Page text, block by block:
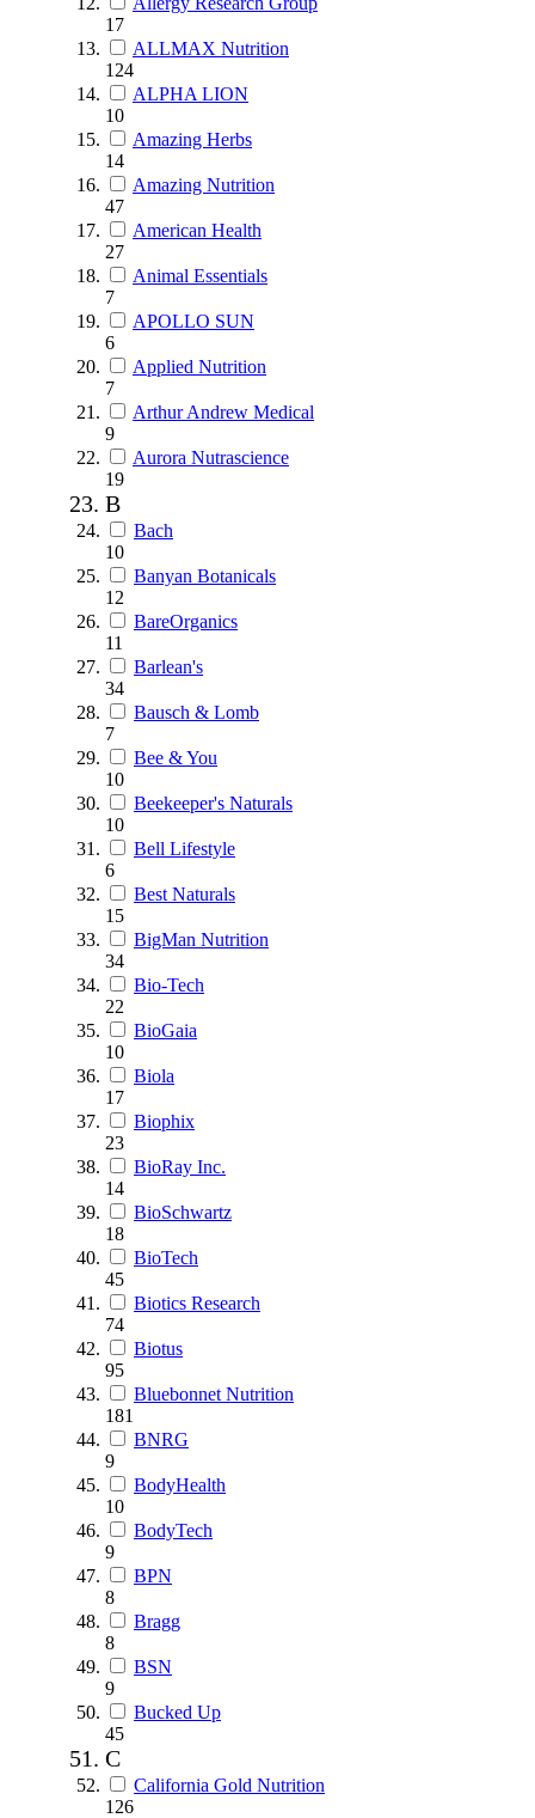
17
ALLMAX Nutrition
124
ALPHA LION
10
Amazing Herbs
14
Amazing Nutrition
47
American Health
27
Animal Essentials
7
APOLLO SUN
6
Applied Nutrition
7
Arthur Andrew Medical
9
Aurora Nutrascience
19
B
Bach
10
Banyan Botanicals
12
BareOrganics
11
Barlean's
34
Bausch & Lomb
7
Bee & You
10
Beekeeper's Naturals
10
Bell Lifestyle
6
Best Naturals
15
BigMan Nutrition
34
Bio-Tech
22
BioGaia
10
Biola
17
Biophix
23
BioRay Inc.
14
BioSchwartz
18
BioTech
45
Biotics Research
74
Biotus
95
Bluebonnet Nutrition
181
BNRG
9
BodyHealth
10
BodyTech
9
BPN
8
Bragg
8
BSN
9
Bucked Up
45
C
California Gold Nutrition
126